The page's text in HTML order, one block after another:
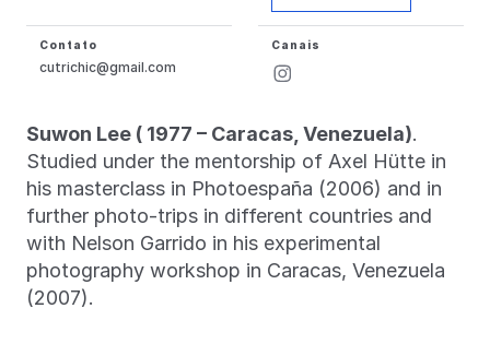
Contato
cutrichic@gmail.com
Canais
Suwon Lee ( 1977 – Caracas, Venezuela).
Studied under the mentorship of Axel Hütte in
his masterclass in Photoespaña (2006) and in
further photo-trips in different countries and
with Nelson Garrido in his experimental
photography workshop in Caracas, Venezuela
(2007).